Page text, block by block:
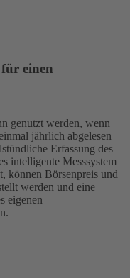
einen
genutzt werden, wenn
jährlich abgelesen
Erfassung des
intelligente Messsystem
können Börsenpreis und
werden und eine
eigenen